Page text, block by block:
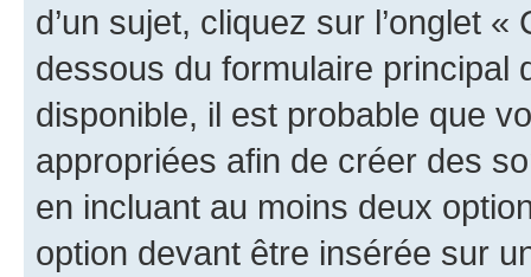
d’un sujet, cliquez sur l’onglet
dessous du formulaire principal
disponible, il est probable que
appropriées afin de créer des
en incluant au moins deux
option devant être insérée sur